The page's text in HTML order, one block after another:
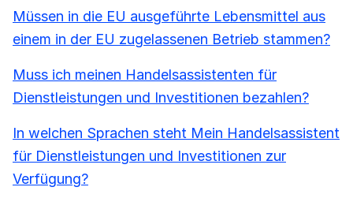
Müssen in die EU ausgeführte Lebensmittel aus
einem in der EU zugelassenen Betrieb stammen?
Muss ich meinen Handelsassistenten für
Dienstleistungen und Investitionen bezahlen?
In welchen Sprachen steht Mein Handelsassistent
für Dienstleistungen und Investitionen zur
Verfügung?